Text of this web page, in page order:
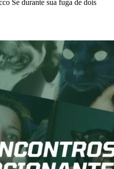
Se durante sua fuga de dois